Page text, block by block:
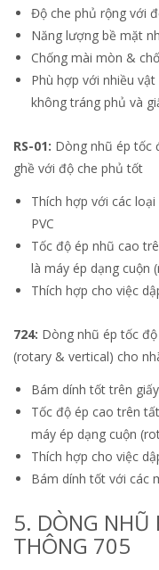
Độ che phủ rộng với
Năng lượng bề mặt
Chống mài mòn &
Phù hợp với nhiều
không tráng phủ và
RS-01: Dòng nhũ ép tốc
ghề với độ che phủ tốt
Thích hợp với các
PVC
Tốc độ ép nhũ cao
là máy ép dạng cuộn
Thích hợp cho việc
724: Dòng nhũ ép tốc
(rotary & vertical) cho
Bám dính tốt trên
Tốc độ ép cao trên
máy ép dạng cuộn
Thích hợp cho việc
Bám dính tốt với các
5. DÒNG NHŨ
THÔNG 705